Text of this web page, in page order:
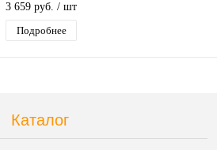
3 659 руб. / шт
Подробнее
Каталог